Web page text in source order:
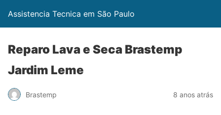
Assistencia Tecnica em São Paulo
Reparo Lava e Seca Brastemp
Jardim Leme
Brastemp 8 anos atrás